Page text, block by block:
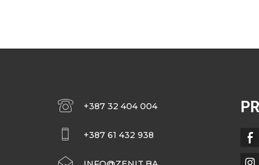
+387 32 404 004
+387 61 432 938